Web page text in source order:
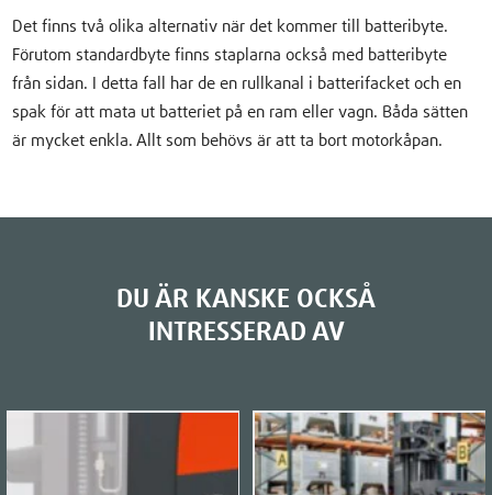
Det finns två olika alternativ när det kommer till batteribyte.
Förutom standardbyte finns staplarna också med batteribyte
från sidan. I detta fall har de en rullkanal i batterifacket och en
spak för att mata ut batteriet på en ram eller vagn. Båda sätten
är mycket enkla. Allt som behövs är att ta bort motorkåpan.
DU ÄR KANSKE OCKSÅ
INTRESSERAD AV